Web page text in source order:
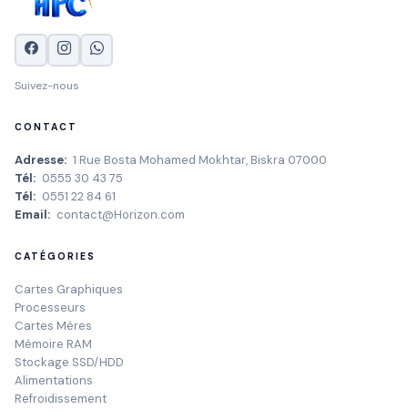
Suivez-nous
CONTACT
Adresse: 1 Rue Bosta Mohamed Mokhtar, Biskra 07000
Tél: 0555 30 43 75
Tél: 0551 22 84 61
Email: contact@Horizon.com
CATÉGORIES
Cartes Graphiques
Processeurs
Cartes Mères
Mémoire RAM
Stockage SSD/HDD
Alimentations
Refroidissement